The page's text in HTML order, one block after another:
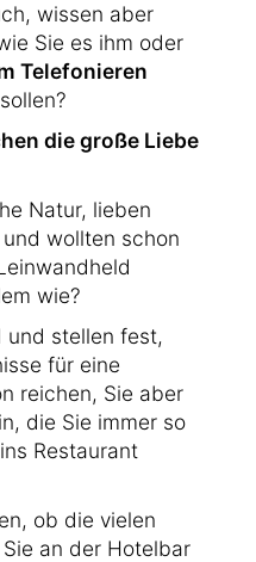
wissen aber
Sie es ihm oder
Telefonieren
die große Liebe
Natur, lieben
und wollten schon
wie?
und stellen fest,
für eine
reichen, Sie aber
die Sie immer so
Restaurant
ob die vielen
an der Hotelbar